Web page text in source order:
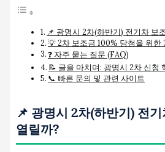
📌 광명시 2차(하반기) 전기차 보
💡 2차 보조금 100% 당첨을 위한
❓ 자주 묻는 질문 (FAQ)
📝 글을 마치며: 광명시 2차 신청
📞 빠른 문의 및 관련 사이트
📌 광명시 2차(하반기) 전
열릴까?